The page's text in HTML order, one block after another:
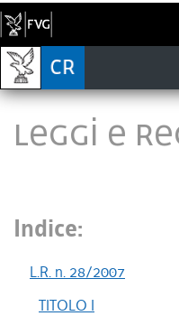
LEGGI E
Indice:
L.R. n. 28/2007
TITOLO I